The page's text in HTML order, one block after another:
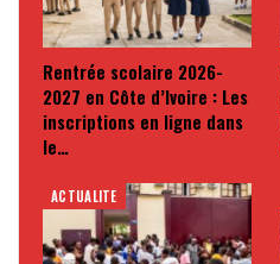
Rentrée scolaire 2026-
2027 en Côte d’Ivoire : Les
inscriptions en ligne dans
le…
ACTUALITE